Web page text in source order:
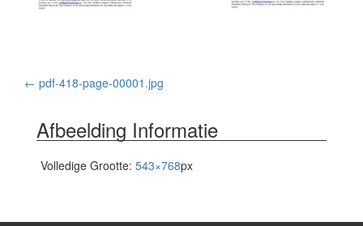
Bericht
navigatie
← pdf-418-page-00001.jpg
Afbeelding Informatie
Volledige Grootte: 543×768px